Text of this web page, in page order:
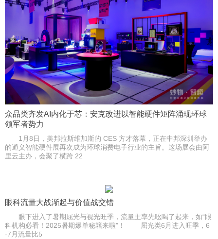
众品类齐发AI内化于芯：安克改进以智能硬件矩阵涌现环球
领军者势力
1月8日，美邦拉斯维加斯的 CES 方才落幕，正在中邦深圳举办
的通义智能硬件展再次成为环球消费电子行业的主旨。这场展会由阿
里云主办，会聚了横跨 22
眼科流量大战渐起与价值战交错
眼下进入了暑期屈光与视光旺季，流量主率先吆喝了起来，如“眼
科机构必看！2025暑期爆单秘籍来啦”！ 屈光类6月进入旺季，6
-7月流量比5